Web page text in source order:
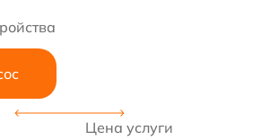
Цена услуги